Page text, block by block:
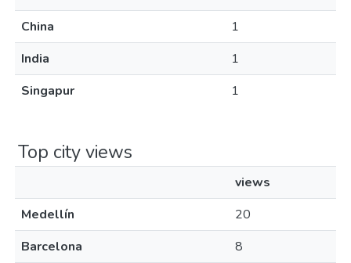
China
1
India
1
Singapur
1
Top city views
views
Medellín
20
Barcelona
8